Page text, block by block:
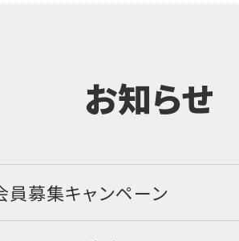
お知らせ
員募集キャンペーン